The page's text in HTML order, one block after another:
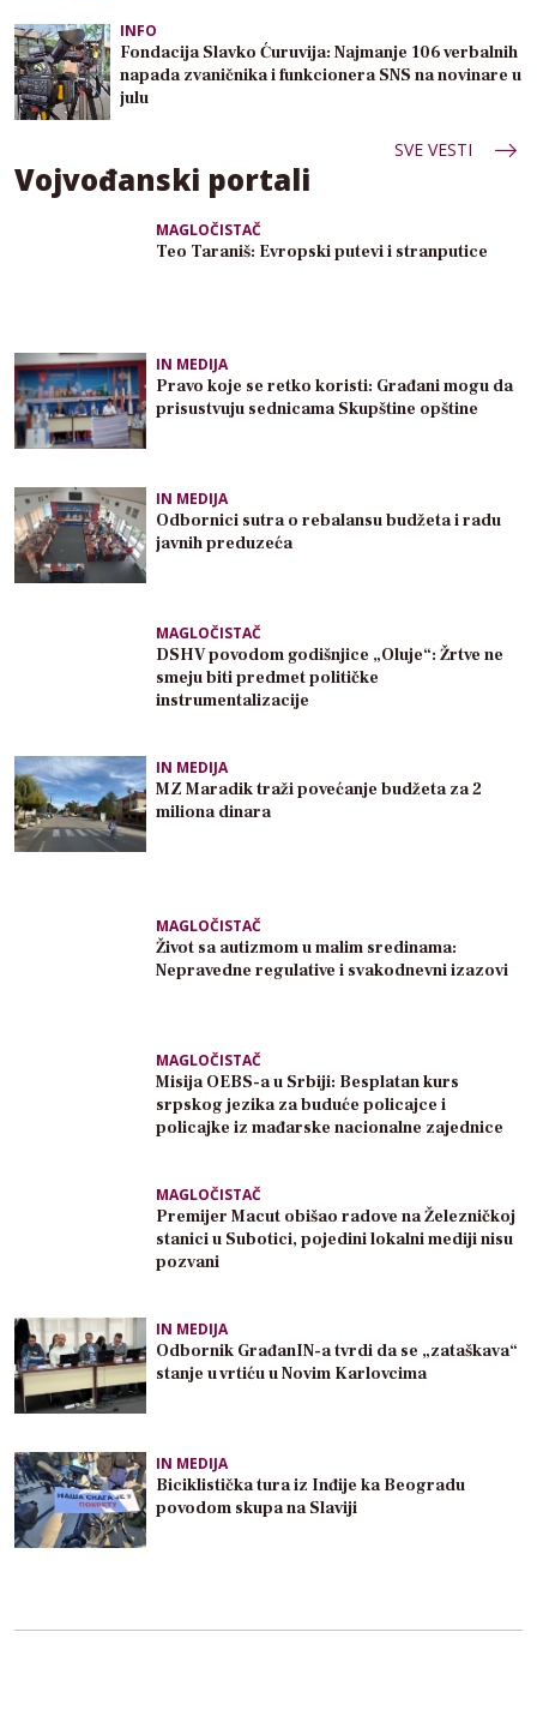
INFO
Fondacija Slavko Ćuruvija: Najmanje 106 verbalnih
napada zvaničnika i funkcionera SNS na novinare u
julu
SVE VESTI
Vojvođanski portali
MAGLOČISTAČ
Teo Taraniš: Evropski putevi i stranputice
IN MEDIJA
Pravo koje se retko koristi: Građani mogu da
prisustvuju sednicama Skupštine opštine
IN MEDIJA
Odbornici sutra o rebalansu budžeta i radu
javnih preduzeća
MAGLOČISTAČ
DSHV povodom godišnjice „Oluje“: Žrtve ne
smeju biti predmet političke
instrumentalizacije
IN MEDIJA
MZ Maradik traži povećanje budžeta za 2
miliona dinara
MAGLOČISTAČ
Život sa autizmom u malim sredinama:
Nepravedne regulative i svakodnevni izazovi
MAGLOČISTAČ
Misija OEBS-a u Srbiji: Besplatan kurs
srpskog jezika za buduće policajce i
policajke iz mađarske nacionalne zajednice
MAGLOČISTAČ
Premijer Macut obišao radove na Železničkoj
stanici u Subotici, pojedini lokalni mediji nisu
pozvani
IN MEDIJA
Odbornik GrađanIN-a tvrdi da se „zataškava“
stanje u vrtiću u Novim Karlovcima
IN MEDIJA
Biciklistička tura iz Inđije ka Beogradu
povodom skupa na Slaviji